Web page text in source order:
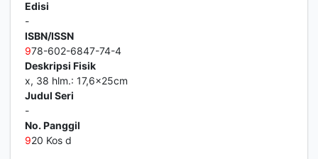
Edisi
-
ISBN/ISSN
978-602-6847-74-4
Deskripsi Fisik
x, 38 hlm.: 17,6x25cm
Judul Seri
-
No. Panggil
920 Kos d